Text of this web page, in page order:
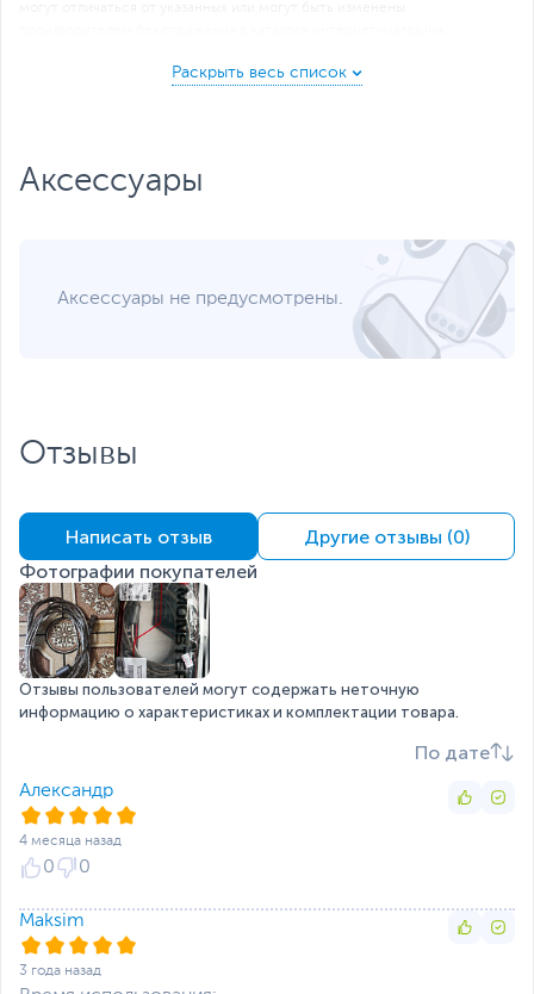
Аксессуары
Аксессуары не предусмотрены.
Отзывы
Написать отзыв
Другие отзывы (0)
Фотографии покупателей
Отзывы пользователей могут содержать неточную
информацию о характеристиках и комплектации товара.
По дате
Александр
4 месяца назад
0 0
Maksim
3 года назад